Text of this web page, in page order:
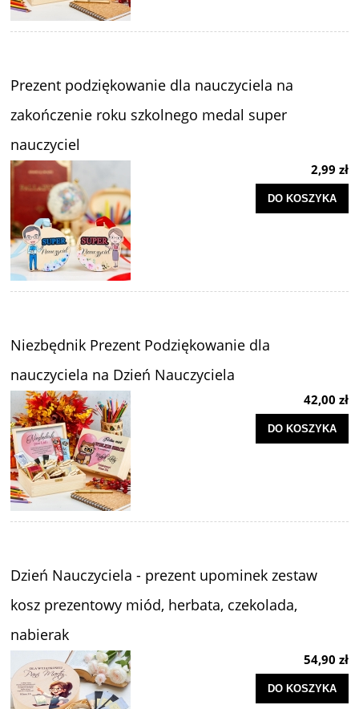
Prezent podziękowanie dla nauczyciela na
zakończenie roku szkolnego medal super
nauczyciel
2,99 zł
DO KOSZYKA
Niezbędnik Prezent Podziękowanie dla
nauczyciela na Dzień Nauczyciela
42,00 zł
DO KOSZYKA
Dzień Nauczyciela - prezent upominek zestaw
kosz prezentowy miód, herbata, czekolada,
nabierak
54,90 zł
DO KOSZYKA